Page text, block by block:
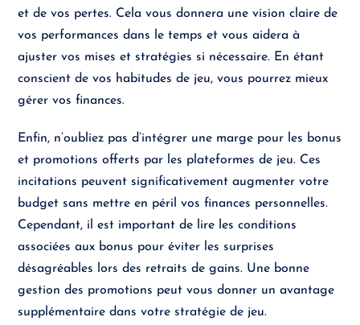
et de vos pertes. Cela vous donnera une vision claire de
vos performances dans le temps et vous aidera à
ajuster vos mises et stratégies si nécessaire. En étant
conscient de vos habitudes de jeu, vous pourrez mieux
gérer vos finances.
Enfin, n’oubliez pas d’intégrer une marge pour les bonus
et promotions offerts par les plateformes de jeu. Ces
incitations peuvent significativement augmenter votre
budget sans mettre en péril vos finances personnelles.
Cependant, il est important de lire les conditions
associées aux bonus pour éviter les surprises
désagréables lors des retraits de gains. Une bonne
gestion des promotions peut vous donner un avantage
supplémentaire dans votre stratégie de jeu.